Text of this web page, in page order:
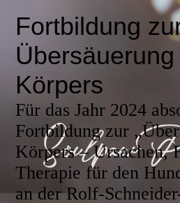
Fortbildung
Körpers
Für das Jahr 2024
Fortbildung zur
Körpers – Ursachen,
Therapie für den
an der Rolf-